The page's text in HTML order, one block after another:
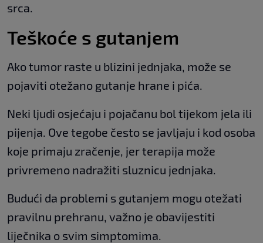
srca.
Teškoće s gutanjem
Ako tumor raste u blizini jednjaka, može se
pojaviti otežano gutanje hrane i pića.
Neki ljudi osjećaju i pojačanu bol tijekom jela ili
pijenja. Ove tegobe često se javljaju i kod osoba
koje primaju zračenje, jer terapija može
privremeno nadražiti sluznicu jednjaka.
Budući da problemi s gutanjem mogu otežati
pravilnu prehranu, važno je obavijestiti
liječnika o svim simptomima.